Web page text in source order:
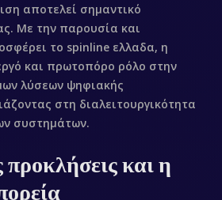
αποτελεί σημαντικό
Με την παρουσία και
το spinline ελλαδα, η
και πρωτοπόρο ρόλο στην
λύσεων ψηφιακής
στη διαλειτουργικότητα
συστημάτων.
και η